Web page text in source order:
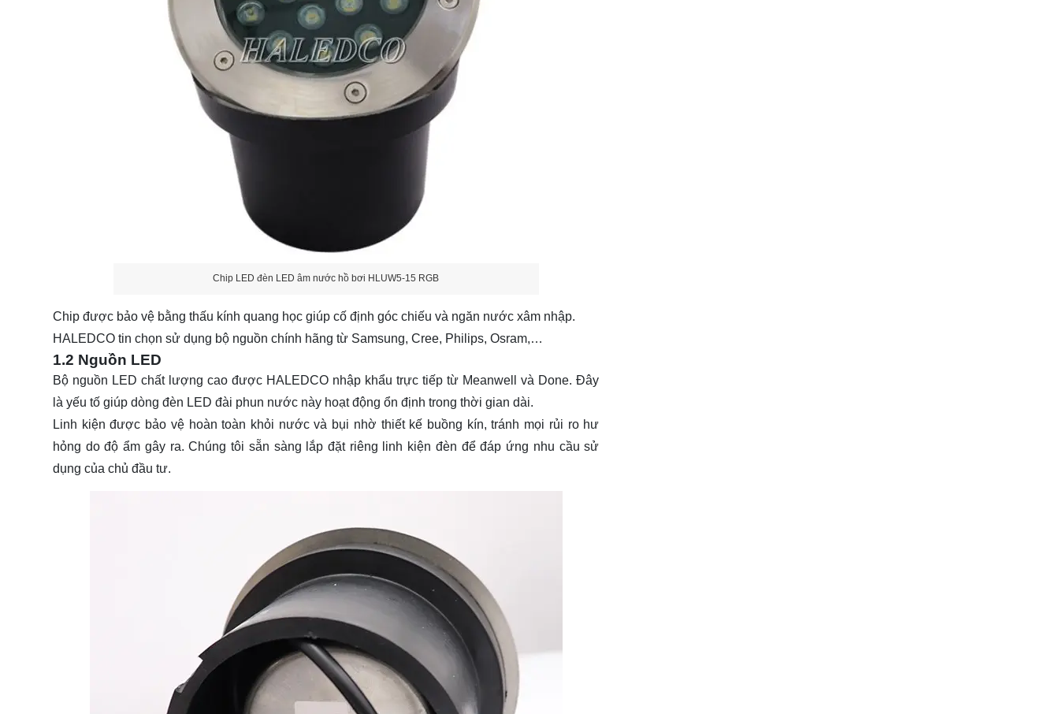
Chip LED đèn LED âm nước hồ bơi HLUW5-15 RGB
Chip được bảo vệ bằng thấu kính quang học giúp cố định góc chiếu và ngăn nước xâm nhập.
HALEDCO tin chọn sử dụng bộ nguồn chính hãng từ Samsung, Cree, Philips, Osram,…
1.2 Nguồn LED
Bộ nguồn LED chất lượng cao được HALEDCO nhập khẩu trực tiếp từ Meanwell và Done. Đây
là yếu tố giúp dòng đèn LED đài phun nước này hoạt động ổn định trong thời gian dài.
Linh kiện được bảo vệ hoàn toàn khỏi nước và bụi nhờ thiết kế buồng kín, tránh mọi rủi ro hư
hỏng do độ ẩm gây ra. Chúng tôi sẵn sàng lắp đặt riêng linh kiện đèn để đáp ứng nhu cầu sử
dụng của chủ đầu tư.